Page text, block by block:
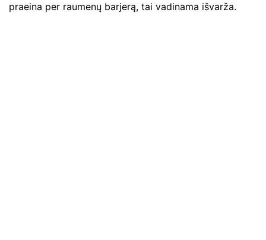
praeina per raumenų barjerą, tai vadinama išvarža.